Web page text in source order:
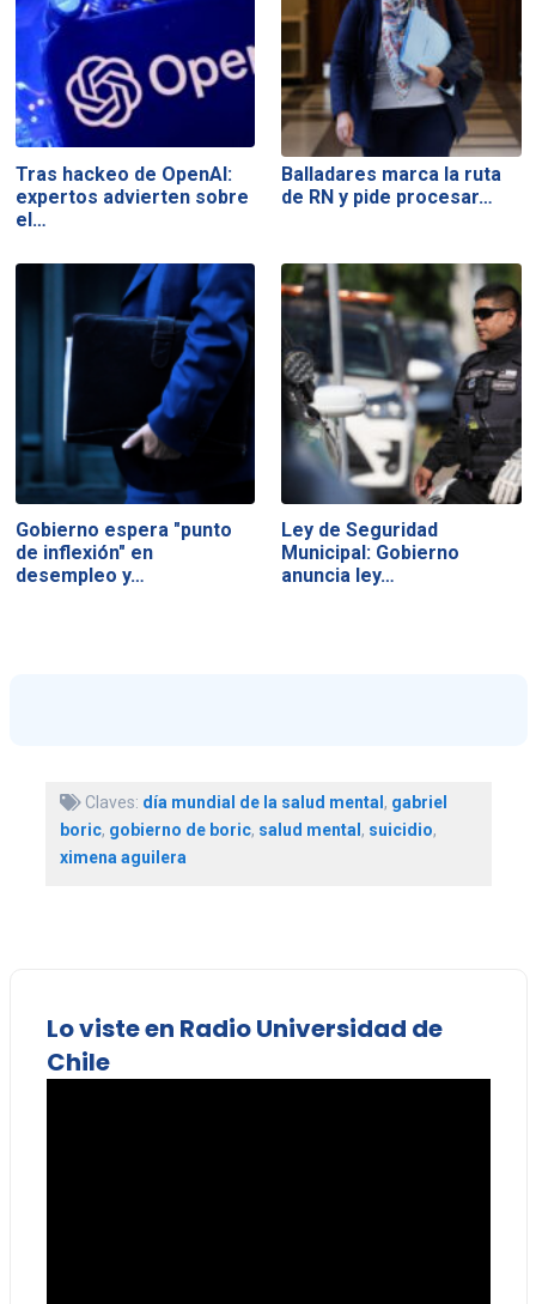
Tras hackeo de OpenAI:
expertos advierten sobre
el…
Balladares marca la ruta
de RN y pide procesar…
Gobierno espera "punto
de inflexión" en
desempleo y…
Ley de Seguridad
Municipal: Gobierno
anuncia ley…
Claves: día mundial de la salud mental, gabriel
boric, gobierno de boric, salud mental, suicidio,
ximena aguilera
Lo viste en Radio Universidad de
Chile